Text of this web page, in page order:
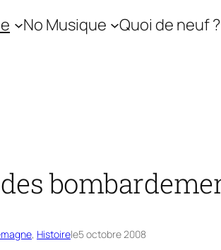
No Musique Quoi de neuf ?
, Histoirele5 octobre 2008